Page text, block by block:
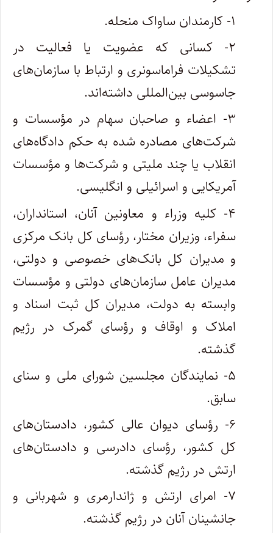
۱- کارمندان ساواک منحله.
۲- کسانی که عضویت یا فعالیت در
تشکیلات فراماسونری و ارتباط با سازمان‌های
جاسوسی بین‌المللی داشته‌اند.
۳- اعضاء و صاحبان سهام در مؤسسات و
شرکت‌های مصادره شده به حکم دادگاه‌های
انقلاب یا چند ملیتی و شرکت‌ها و مؤسسات
آمریکایی و اسرائیلی و انگلیسی.
۴- کلیه وزراء و معاونین آنان، استانداران،
سفراء، وزیران مختار، رؤسای کل بانک مرکزی
و مدیران کل بانک‌های خصوصی و دولتی،
مدیران عامل سازمان‌های دولتی و مؤسسات
وابسته به دولت، مدیران کل ثبت اسناد و
املاک و اوقاف و رؤسای گمرک در رژیم
گذشته.
۵- نمایندگان مجلسین شورای ملی و سنای
سابق.
۶- رؤسای دیوان عالی کشور، دادستان‌های
کل کشور، رؤسای دادرسی و دادستان‌های
ارتش در رژیم گذشته.
۷- امرای ارتش و ژاندارمری و شهربانی و
جانشینان آنان در رژیم گذشته.